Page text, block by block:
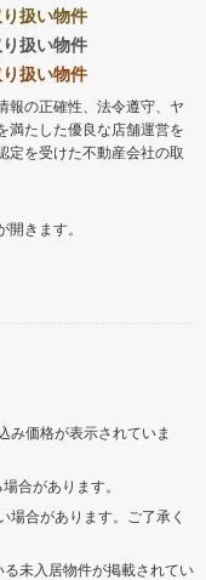
扱い物件
扱い物件
扱い物件
報の正確性、法令遵守、ヤ
満たした優良な店舗運営を
定を受けた不動産会社の取
きます。
み価格が表示されていま
合があります。
場合があります。ご了承く
る未入居物件が掲載されてい